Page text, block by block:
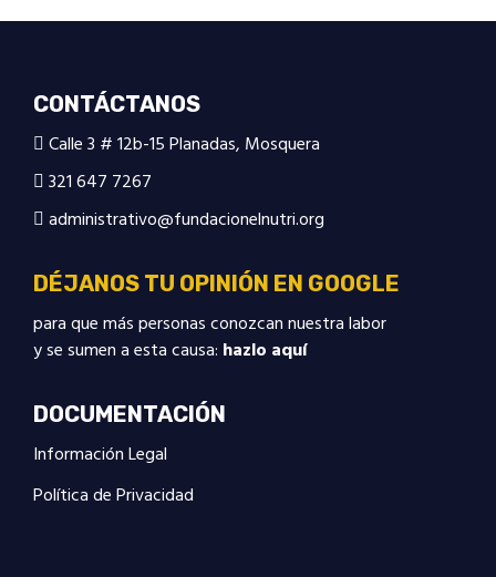
CONTÁCTANOS
Calle 3 # 12b-15 Planadas, Mosquera
321 647 7267
administrativo@fundacionelnutri.org
DÉJANOS TU OPINIÓN EN GOOGLE
para que más personas conozcan nuestra labor
y se sumen a esta causa: hazlo aquí
DOCUMENTACIÓN
Información Legal
Política de Privacidad